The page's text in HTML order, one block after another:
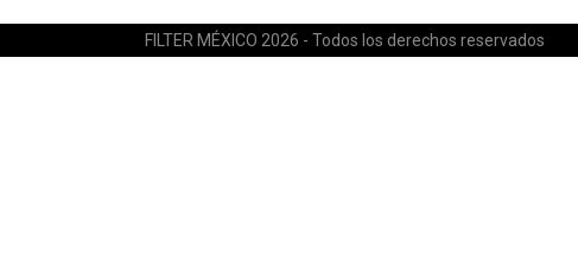
FILTER MÉXICO 2026 - Todos los derechos reservados